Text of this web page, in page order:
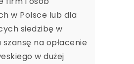
w Polsce lub dla
siedzibę w
szansę na opłacenie
w dużej